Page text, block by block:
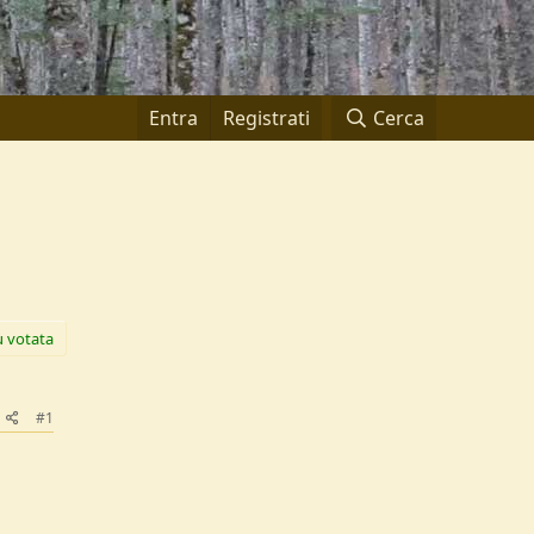
Entra Registrati Cerca
votata
#1